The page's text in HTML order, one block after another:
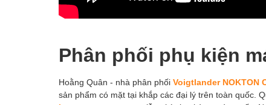
Phân phối phụ kiện
Hoằng Quân - nhà phân phối Voigtlander NOKTON
sản phẩm có mặt tại khắp các đại lý trên toàn quốc.